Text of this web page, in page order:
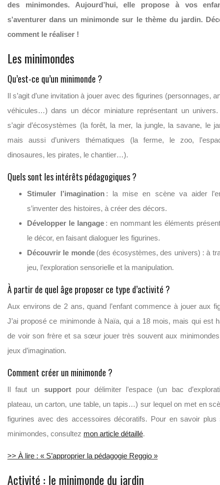
des minimondes. Aujourd’hui, elle propose à vos
s’aventurer dans un minimonde sur le thème du jardin.
comment le réaliser !
Les minimondes
Qu’est-ce qu’un minimonde ?
Il s’agit d’une invitation à jouer avec des figurines (personnages,
véhicules…) dans un décor miniature représentant un
s’agir d’écosystèmes (la forêt, la mer, la jungle, la savane, le
mais aussi d’univers thématiques (la ferme, le zoo,
dinosaures, les pirates, le chantier…).
Quels sont les intérêts pédagogiques ?
Stimuler l’imagination : la mise en scène va aider
s’inventer des histoires, à créer des décors.
Développer le langage: en nommant les éléments
le décor, en faisant dialoguer les figurines.
Découvrir le monde(des écosystèmes, des univers) : à
jeu, l’exploration sensorielle et la manipulation.
À partir de quel âge proposer ce type d’activité ?
Aux environs de 2 ans, quand l’enfant commence à jouer aux
J’ai proposé ce minimonde à Naïa, qui a 18 mois, mais qui est
de voir son frère et sa sœur jouer très souvent aux mini
jeux d’imagination.
Comment créer un minimonde ?
Il faut un supportpour délimiter l’espace (un bac
plateau, un carton, une table, un tapis…) sur lequel on met en
figurines avec des accessoires décoratifs. Pour en savoir plus
minimondes, consultez mon article détaillé.
>> À lire : « S’approprier la pédagogie Reggio »
Activité : le minimonde du jardin